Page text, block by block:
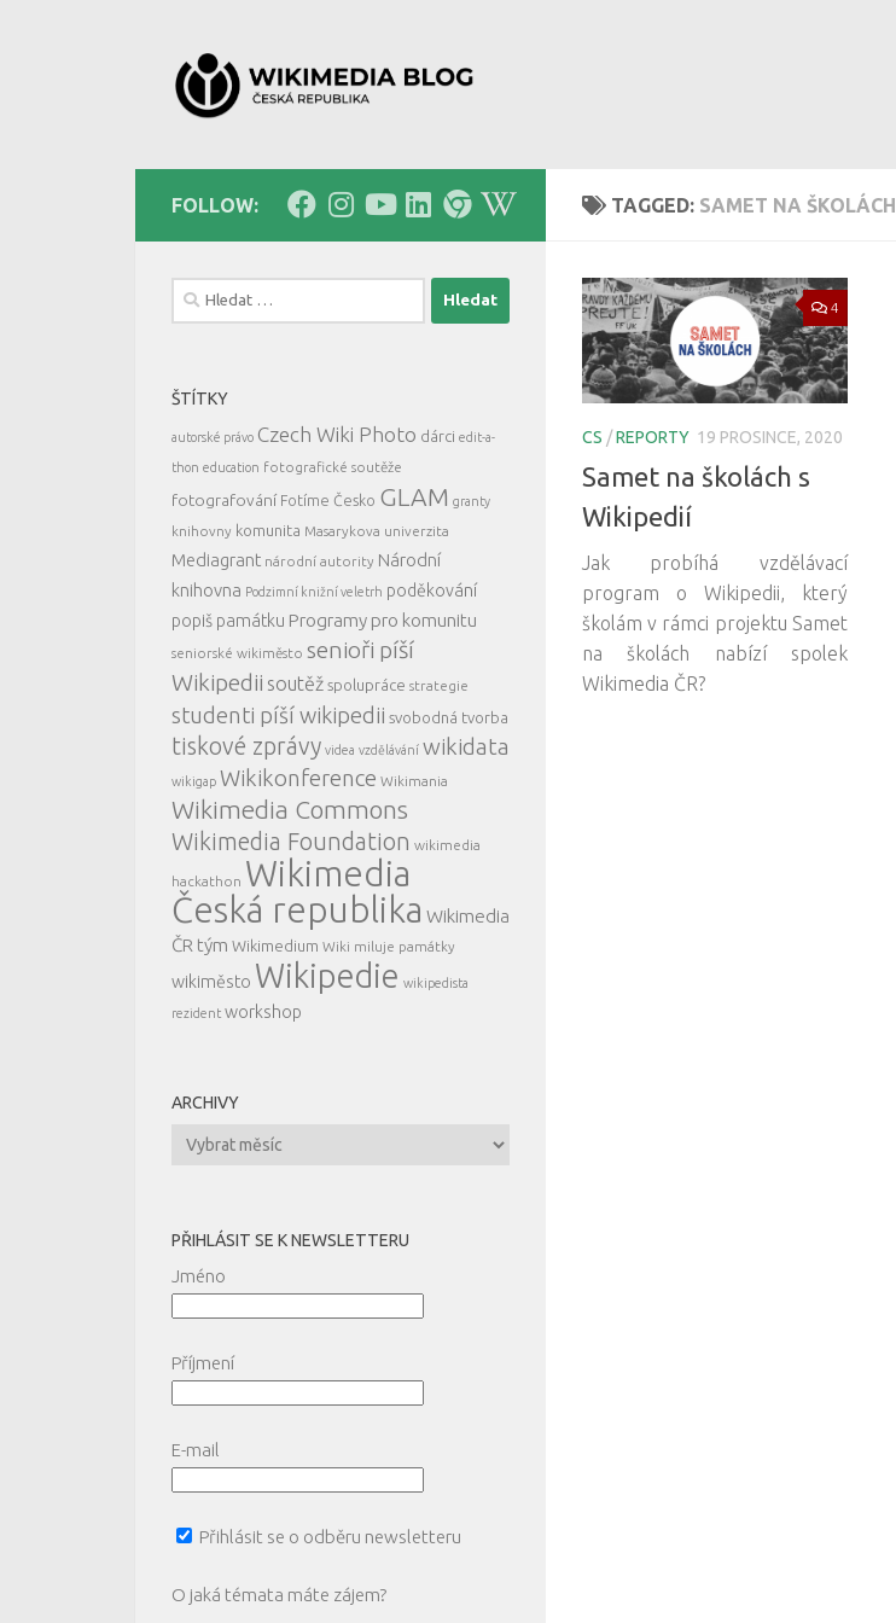
TAGGED: SAMET NA ŠKOLÁCH
4
CS /REPORTY 19 PROSINCE, 2020
Samet na školách s
Wikipedií
Jak probíhá vzdělávací
program o Wikipedii, který
školám v rámci projektu Samet
na školách nabízí spolek
Wikimedia ČR?
FOLLOW:
Vyhledávání
ŠTÍTKY
autorské právo Czech Wiki Photo dárci edit-a-
thon education fotografické soutěže
fotografování Fotíme Česko GLAM granty
knihovny komunita Masarykova univerzita
Mediagrant národní autority Národní
knihovna Podzimní knižní veletrh poděkování
popiš památku Programy pro komunitu
seniorské wikiměsto senioři píší
Wikipedii soutěž spolupráce strategie
studenti píší wikipedii svobodná tvorba
tiskové zprávy videa vzdělávání wikidata
wikigap Wikikonference Wikimania
Wikimedia Commons
Wikimedia Foundation wikimedia
hackathon Wikimedia
Česká republika Wikimedia
ČR tým Wikimedium Wiki miluje památky
wikiměsto Wikipedie wikipedista
rezident workshop
ARCHIVY
Archivy
PŘIHLÁSIT SE K NEWSLETTERU
Jméno
Příjmení
E-mail
Přihlásit se o odběru newsletteru
O jaká témata máte zájem?